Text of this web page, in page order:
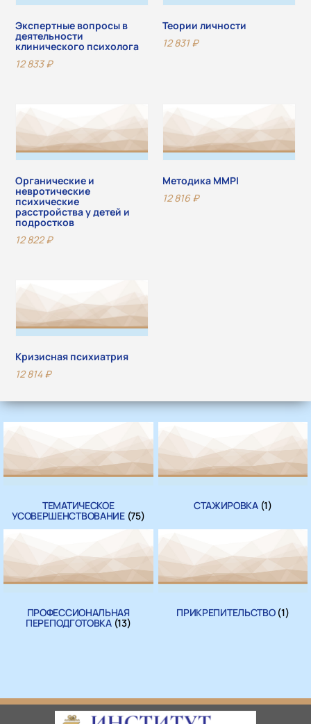
Экспертные вопросы в
деятельности
клинического психолога
12 833₽
Теории личности
12 831₽
Органические и
невротические
психические
расстройства у детей и
подростков
12 822₽
Методика MMPI
12 816 ₽
Кризисная психиатрия
12 814₽
ТЕМАТИЧЕСКОЕ
УСОВЕРШЕНСТВОВАНИЕ (75)
СТАЖИРОВКА (1)
ПРОФЕССИОНАЛЬНАЯ
ПЕРЕПОДГОТОВКА (13)
ПРИКРЕПИТЕЛЬСТВО (1)